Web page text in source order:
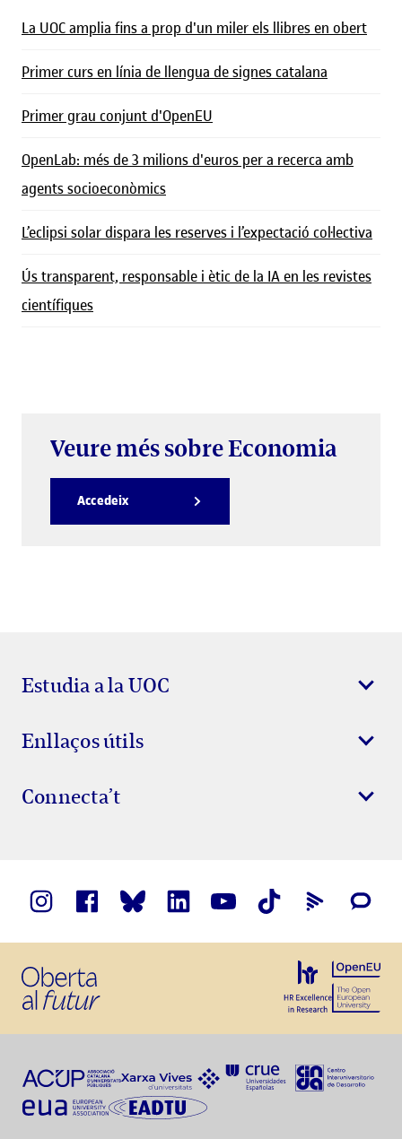
La UOC amplia fins a prop d'un miler els llibres en obert
Primer curs en línia de llengua de signes catalana
Primer grau conjunt d'OpenEU
OpenLab: més de 3 milions d'euros per a recerca amb
agents socioeconòmics
L’eclipsi solar dispara les reserves i l’expectació col·lectiva
Ús transparent, responsable i ètic de la IA en les revistes
científiques
Veure més sobre Economia
Accedeix
Estudia a la UOC
Enllaços útils
Connecta’t